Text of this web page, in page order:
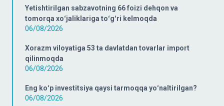
Yetishtirilgan sabzavotning 66 foizi dehqon va
tomorqa xoʻjaliklariga toʻgʻri kelmoqda
06/08/2026
Xorazm viloyatiga 53 ta davlatdan tovarlar import
qilinmoqda
06/08/2026
Eng koʻp investitsiya qaysi tarmoqqa yoʻnaltirilgan?
06/08/2026